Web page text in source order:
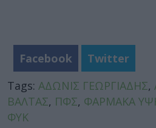
Facebook
Twitter
Tags: ΑΔΩΝΙΣ ΓΕΩΡΓΙΑΔΗΣ,
ΒΑΛΤΑΣ, ΠΦΣ, ΦΑΡΜΑΚΑ
ΦΥΚ